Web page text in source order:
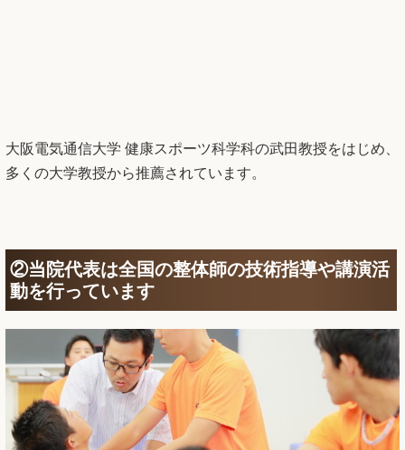
大阪電気通信大学 健康スポーツ科学科の武田教授をはじめ、
多くの大学教授から推薦されています。
②当院代表は全国の整体師の技術指導や講演活
動を行っています